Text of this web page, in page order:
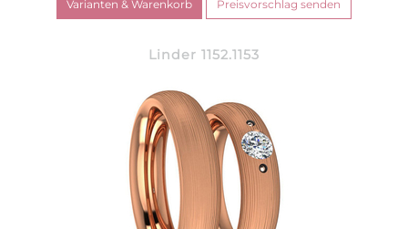
Linder 1152.1153